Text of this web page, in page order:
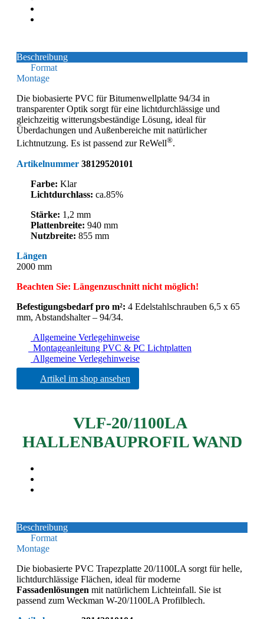
Beschreibung
Format
Montage
Die biobasierte PVC für Bitumenwellplatte 94/34 in
transparenter Optik sorgt für eine lichtdurchlässige und
gleichzeitig witterungsbeständige Lösung, ideal für
Überdachungen und Außenbereiche mit natürlicher
Lichtnutzung. Es ist passend zur ReWell®.
Artikelnummer 38129520101
Farbe: Klar
Lichtdurchlass: ca.85%
Stärke: 1,2 mm
Plattenbreite: 940 mm
Nutzbreite: 855 mm
Längen
2000 mm
Beachten Sie: Längenzuschnitt nicht möglich!
Befestigungsbedarf pro m²: 4 Edelstahlschrauben 6,5 x 65
mm, Abstandshalter – 94/34.
Allgemeine Verlegehinweise
Montageanleitung PVC & PC Lichtplatten
Allgemeine Verlegehinweise
Artikel im shop ansehen
VLF-20/1100LA
HALLENBAUPROFIL WAND
Beschreibung
Format
Montage
Die biobasierte PVC Trapezplatte 20/1100LA sorgt für helle,
lichtdurchlässige Flächen, ideal für moderne
Fassadenlösungen mit natürlichem Lichteinfall. Sie ist
passend zum Weckman W-20/1100LA Profilblech.